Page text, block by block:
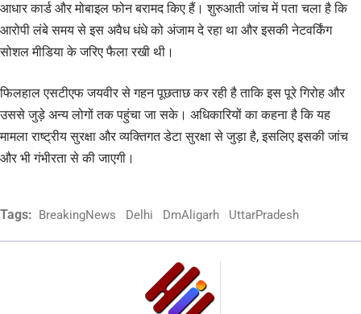
आधार कार्ड और मोबाइल फोन बरामद किए हैं। शुरुआती जांच में पता चला है कि
आरोपी लंबे समय से इस अवैध धंधे को अंजाम दे रहा था और इसकी नेटवर्किंग
सोशल मीडिया के जरिए फैला रखी थी।
फिलहाल एसटीएफ जयवीर से गहन पूछताछ कर रही है ताकि इस पूरे गिरोह और
उससे जुड़े अन्य लोगों तक पहुंचा जा सके। अधिकारियों का कहना है कि यह
मामला राष्ट्रीय सुरक्षा और व्यक्तिगत डेटा सुरक्षा से जुड़ा है, इसलिए इसकी जांच
और भी गंभीरता से की जाएगी।
Tags: BreakingNews Delhi DmAligarh UttarPradesh